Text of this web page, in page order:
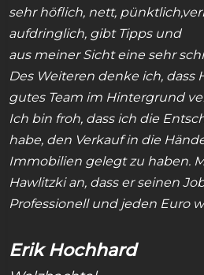
sehr höflich, nett,
aufdringlich, gibt Tipps und
aus meiner Sicht eine sehr
Des Weiteren denke ich, dass
gutes Team im Hintergrund
Ich bin froh, dass ich die
habe, den Verkauf in die
Immobilien gelegt zu haben.
Hawlitzki an, dass er seinen
Professionell und jeden Euro
Erik Hochhard